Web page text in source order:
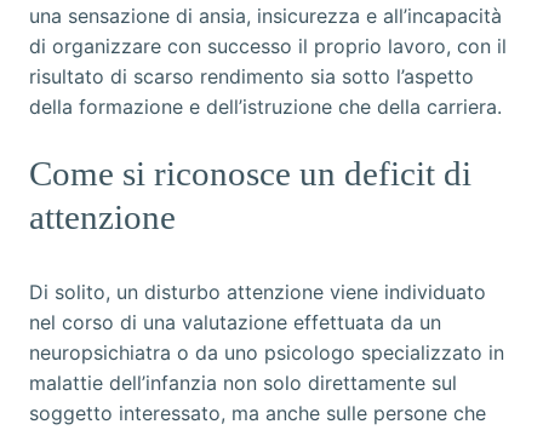
una sensazione di ansia, insicurezza e all’incapacità
di organizzare con successo il proprio lavoro, con il
risultato di scarso rendimento sia sotto l’aspetto
della formazione e dell’istruzione che della carriera.
Come si riconosce un deficit di
attenzione
Di solito, un disturbo attenzione viene individuato
nel corso di una valutazione effettuata da un
neuropsichiatra o da uno psicologo specializzato in
malattie dell’infanzia non solo direttamente sul
soggetto interessato, ma anche sulle persone che